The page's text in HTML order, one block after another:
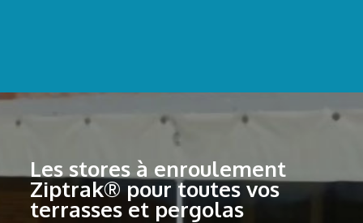
Les stores à enroulement
Ziptrak® pour toutes vos
terrasses et pergolas